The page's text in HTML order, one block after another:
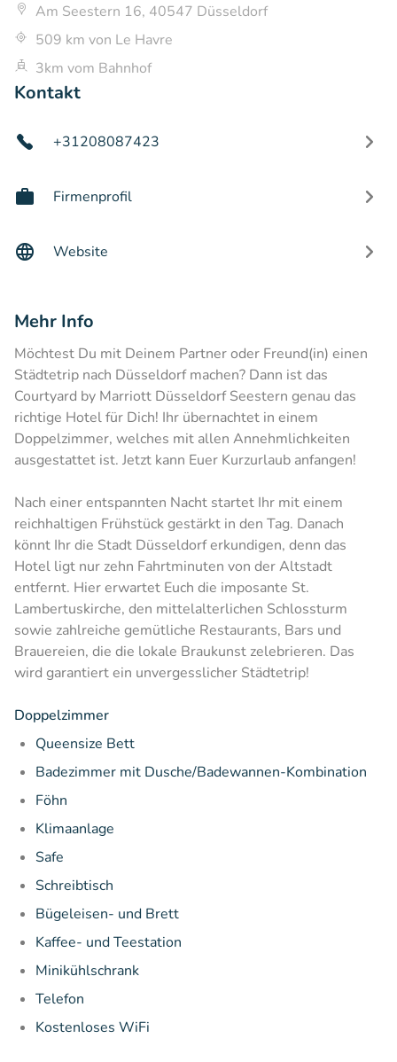
Am Seestern 16, 40547 Düsseldorf
509 km von Le Havre
3km vom Bahnhof
Kontakt
+31208087423
Firmenprofil
Website
Mehr Info
Möchtest Du mit Deinem Partner oder Freund(in) einen
Städtetrip nach Düsseldorf machen? Dann ist das
Courtyard by Marriott Düsseldorf Seestern genau das
richtige Hotel für Dich! Ihr übernachtet in einem
Doppelzimmer, welches mit allen Annehmlichkeiten
ausgestattet ist. Jetzt kann Euer Kurzurlaub anfangen!
Nach einer entspannten Nacht startet Ihr mit einem
reichhaltigen Frühstück gestärkt in den Tag. Danach
könnt Ihr die Stadt Düsseldorf erkundigen, denn das
Hotel ligt nur zehn Fahrtminuten von der Altstadt
entfernt. Hier erwartet Euch die imposante St.
Lambertuskirche, den mittelalterlichen Schlossturm
sowie zahlreiche gemütliche Restaurants, Bars und
Brauereien, die die lokale Braukunst zelebrieren. Das
wird garantiert ein unvergesslicher Städtetrip!
Doppelzimmer
Queensize Bett
Badezimmer mit Dusche/Badewannen-Kombination
Föhn
Klimaanlage
Safe
Schreibtisch
Bügeleisen- und Brett
Kaffee- und Teestation
Minikühlschrank
Telefon
Kostenloses WiFi